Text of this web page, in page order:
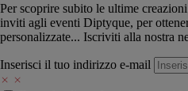
Per scoprire subito le ultime
inviti agli eventi Diptyque, per
personalizzate... Iscriviti alla nostra
Inserisci il tuo indirizzo e-mail